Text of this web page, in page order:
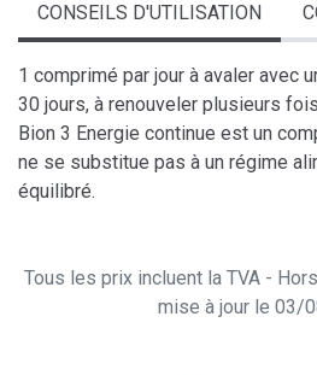
CONSEILS D'UTILISATION
1 comprimé par jour à avaler avec
30 jours, à renouveler plusieurs
Bion 3 Energie continue est un
ne se substitue pas à un régime
équilibré.
Tous les prix incluent la TVA -
mise à jour le 03/